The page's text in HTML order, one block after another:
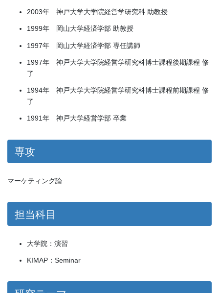
2003年 神戸大学大学院経営学研究科 助教授
1999年 岡山大学経済学部 助教授
1997年 岡山大学経済学部 専任講師
1997年 神戸大学大学院経営学研究科博士課程後期課程 修
了
1994年 神戸大学大学院経営学研究科博士課程前期課程 修
了
1991年 神戸大学経営学部 卒業
専攻
マーケティング論
担当科目
大学院：演習
KIMAP：Seminar